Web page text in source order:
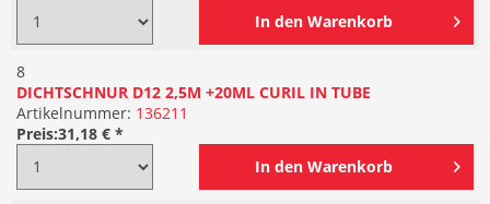
In den Warenkorb
8
DICHTSCHNUR D12 2,5M +20ML CURIL IN TUBE
Artikelnummer: 136211
Preis:31,18 € *
In den Warenkorb